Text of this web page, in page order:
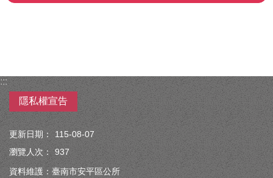
:::
隱私權宣告
更新日期：
115-08-07
瀏覽人次：
937
資料維護：臺南市安平區公所